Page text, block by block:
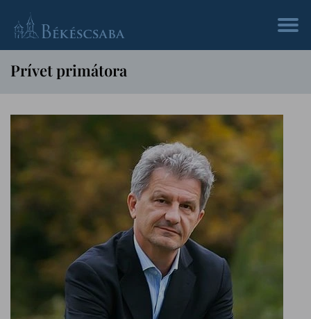
Prívet primátora